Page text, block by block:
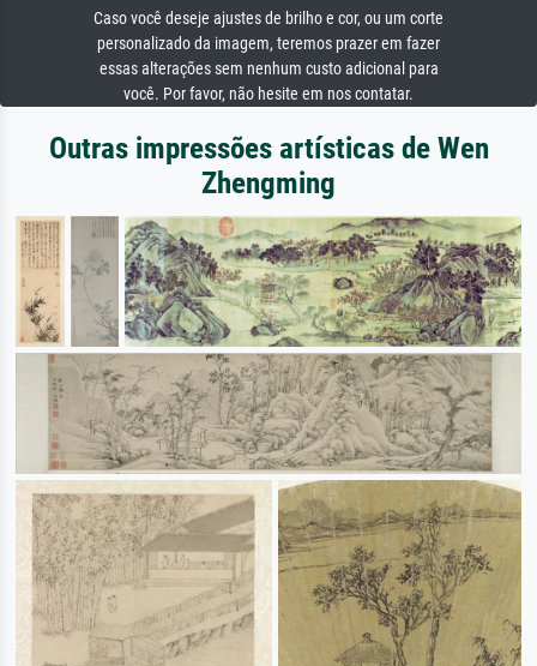
Caso você deseje ajustes de brilho e cor, ou um corte
personalizado da imagem, teremos prazer em fazer
essas alterações sem nenhum custo adicional para
você. Por favor, não hesite em nos contatar.
Outras impressões artísticas de Wen
Zhengming